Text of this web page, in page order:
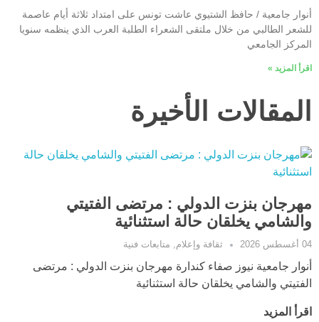
أنوار جامعية / حافظ الشتيوي عاشت تونس على امتداد ثلاثة أيام عاصمة
للشعر الطالبي من خلال ملتقى الشعراء الطلبة العرب الذي ينظمه سنويا
المركز الجامعي
اقرأ المزيد »
المقالات الأخيرة
مهرجان بنزت الدولي : مرتضى الفتيتي
والشامي يخلقان حالة استثنائية
04 أغسطس 2026 ثقافة وإعلام, متابعات فنية
أنوار جامعية نيوز صفاء كندارة مهرجان بنزت الدولي : مرتضى
الفتيتي والشامي يخلقان حالة استثنائية
اقرأ المزيد